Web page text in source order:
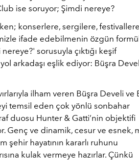
ise soruyor; Şimdi nereye?
konserlere, sergilere, festivallere
ifade edebilmenin özgün
sorusuyla çıktığı keşif
arkadaşı eşlik ediyor: Büşra
ilham veren Büşra Develi ve
temsil eden çok yönlü sonbahar
duosu Hunter & Gatti’nin objektifi
Genç ve dinamik, cesur ve esnek,
şehir hayatının kararlı ruhunu
kulak vermeye hazırlar. Çünkü